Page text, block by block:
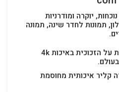
יוקרה ומודרניות
תמונות לחדר שינה, תמונה
התמונה מודפסת ישירות על הזכוכית באיכות 4k
קליר איכותית מחוסמת